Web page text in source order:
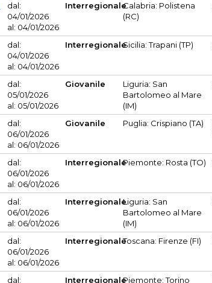
dal:
04/01/2026
al: 04/01/2026
InterregionaleCalabria: Polistena
(RC)
dal:
04/01/2026
al: 04/01/2026
InterregionaleSicilia: Trapani (TP)
dal:
05/01/2026
al: 05/01/2026
Giovanile
Liguria: San
Bartolomeo al Mare
(IM)
dal:
06/01/2026
al: 06/01/2026
Giovanile Puglia: Crispiano (TA)
dal:
06/01/2026
al: 06/01/2026
InterregionalePiemonte: Rosta (TO)
dal:
06/01/2026
al: 06/01/2026
InterregionaleLiguria: San
Bartolomeo al Mare
(IM)
dal:
06/01/2026
al: 06/01/2026
InterregionaleToscana: Firenze (FI)
dal:
InterregionalePiemonte: Torino